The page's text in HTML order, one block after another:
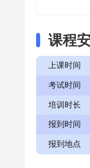
课程
上课时间
考试时间
培训时长
报到时间
报到地点